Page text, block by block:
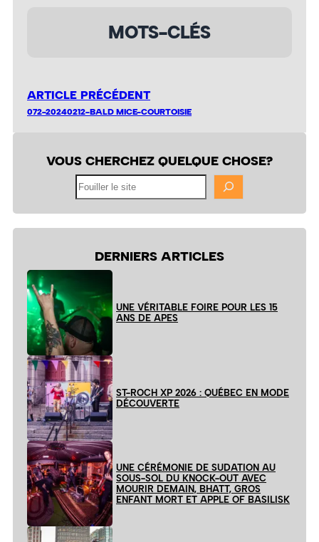
MOTS-CLÉS
ARTICLE PRÉCÉDENT
072-20240212-BALD MICE-COURTOISIE
VOUS CHERCHEZ QUELQUE CHOSE?
DERNIERS ARTICLES
UNE VÉRITABLE FOIRE POUR LES 15
ANS DE APES
ST-ROCH XP 2026 : QUÉBEC EN MODE
DÉCOUVERTE
UNE CÉRÉMONIE DE SUDATION AU
SOUS-SOL DU KNOCK-OUT AVEC
MOURIR DEMAIN, BHATT, GROS
ENFANT MORT ET APPLE OF BASILISK